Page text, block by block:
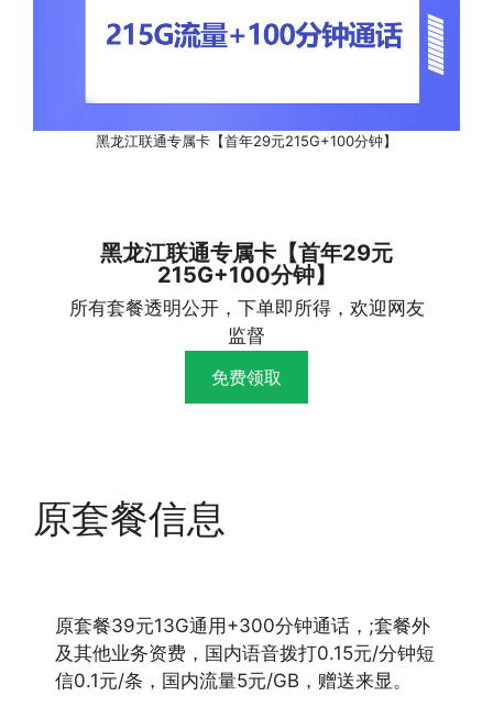
黑龙江联通专属卡【首年29元215G+100分钟】
黑龙江联通专属卡【首年29元
215G+100分钟】
所有套餐透明公开，下单即所得，欢迎网友
监督
免费领取
原套餐信息
原套餐39元13G通用+300分钟通话，;套餐外
及其他业务资费，国内语音拨打0.15元/分钟短
信0.1元/条，国内流量5元/GB，赠送来显。